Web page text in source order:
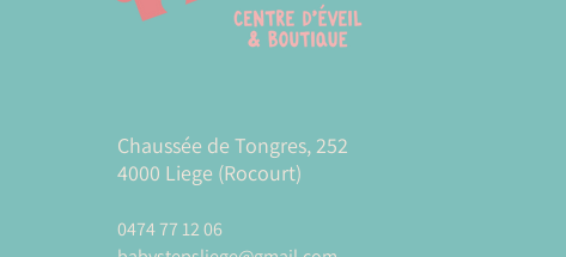
Chaussée de Tongres, 252
4000 Liege (Rocourt)
0474 77 12 06